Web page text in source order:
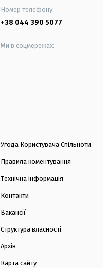
Номер телефону:
+38 044 390 5077
Ми в соцмережах:
Угода Користувача Спільноти
Правила коментування
Технічна інформація
Контакти
Вакансії
Структура власності
Архів
Карта сайту